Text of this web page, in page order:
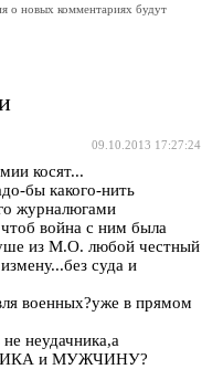
о новых комментариях будут
09.10.2013 17:27:24
косят...
бы какого-нить
журналюгами
война с ним была
из М.О. любой честный
суда и
военных?уже в прямом
неудачника,а
и МУЖЧИНУ?